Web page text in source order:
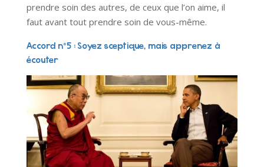
prendre soin des autres, de ceux que l’on aime, il
faut avant tout prendre soin de vous-même.
Accord n°5 : Soyez sceptique, mais apprenez à
écouter